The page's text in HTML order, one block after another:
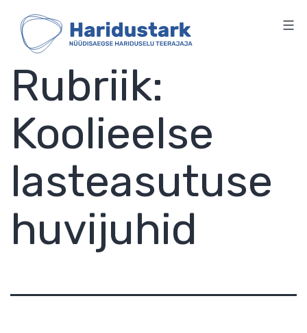
content
Rubriik:
Koolieelse
lasteasutuse
huvijuhid